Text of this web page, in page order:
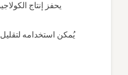
يحفز إنتاج
يُمكن استخدامه